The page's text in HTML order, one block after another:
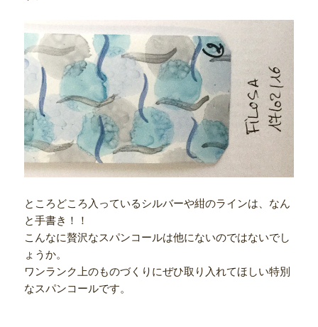
ところどころ入っているシルバーや紺のラインは、なん
と手書き！！
こんなに贅沢なスパンコールは他にないのではないでし
ょうか。
ワンランク上のものづくりにぜひ取り入れてほしい特別
なスパンコールです。